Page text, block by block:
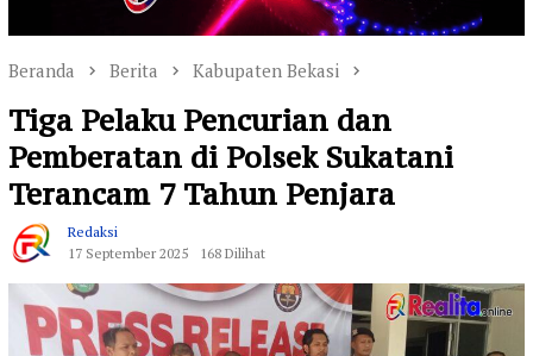
Beranda Berita Kabupaten Bekasi
Tiga Pelaku Pencurian dan
Pemberatan di Polsek Sukatani
Terancam 7 Tahun Penjara
Redaksi
17 September 2025
168 Dilihat